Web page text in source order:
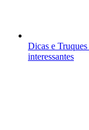
Dicas e Truques
interessantes